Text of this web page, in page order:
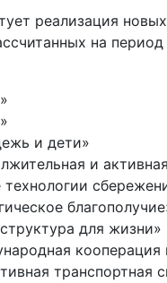
реализация
на
и дети»
и
для жизни»
кооперация
транспортная